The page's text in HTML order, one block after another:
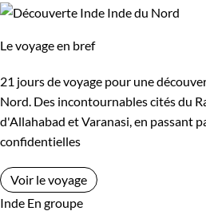
Le voyage en bref
21 jours de voyage pour une
Nord. Des incontournables cités du
d'Allahabad et Varanasi, en passant
confidentielles
Voir le voyage
Inde En groupe